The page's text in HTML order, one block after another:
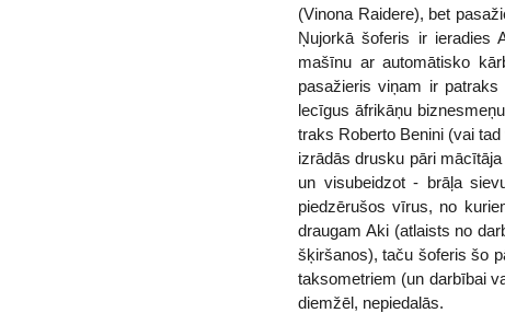
(Vinona Raidere), bet
Ņujorkā šoferis ir ieradies
mašīnu ar automātisko
pasažieris viņam ir
lecīgus āfrikāņu
traks Roberto Benini (vai
izrādās drusku pāri
un visubeidzot - brāļa
piedzērušos vīrus, no
draugam Aki (atlaists no
šķiršanos), taču šoferis šo
taksometriem (un darbībai
diemžēl, nepiedalās.